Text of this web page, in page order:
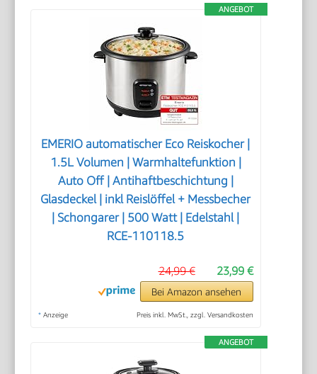
ANGEBOT
EMERIO automatischer Eco Reiskocher |
1.5L Volumen | Warmhaltefunktion |
Auto Off | Antihaftbeschichtung |
Glasdeckel | inkl Reislöffel + Messbecher
| Schongarer | 500 Watt | Edelstahl |
RCE-110118.5
23,99 €
24,99 €
Bei Amazon ansehen
* Anzeige Preis inkl. MwSt., zzgl. Versandkosten
ANGEBOT